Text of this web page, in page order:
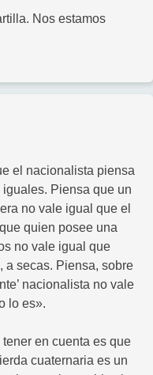
Nos estamos
el nacionalista piensa
Piensa que un
no vale igual que el
quien posee una
no vale igual que
a secas. Piensa, sobre
nacionalista no vale
lo es».
en cuenta es que
cuaternaria es un